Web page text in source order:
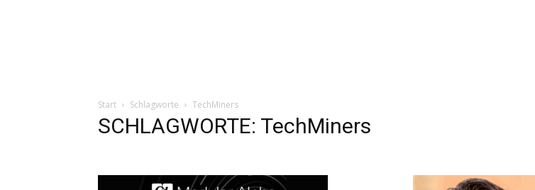
Start Schlagworte TechMiners
SCHLAGWORTE: TechMiners